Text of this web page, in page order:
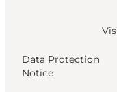
Data Protection
Notice